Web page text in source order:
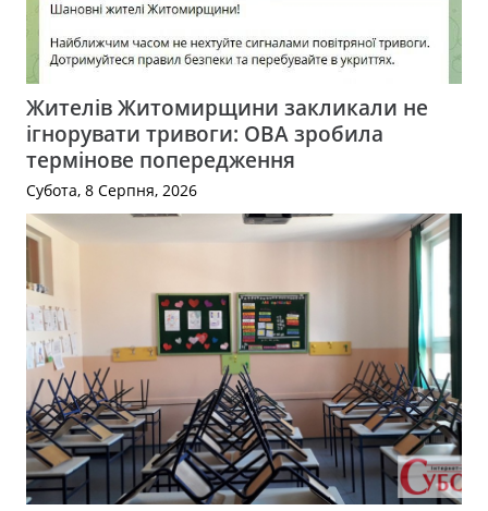
Жителів Житомирщини закликали не
ігнорувати тривоги: ОВА зробила
термінове попередження
Субота, 8 Серпня, 2026